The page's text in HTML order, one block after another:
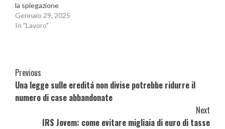
la spiegazione
Gennaio 29, 2025
In "Lavoro"
Continue
Reading
Previous
Una legge sulle ereditá non divise potrebbe ridurre il
numero di case abbandonate
Next
IRS Jovem: come evitare migliaia di euro di tasse